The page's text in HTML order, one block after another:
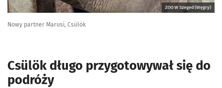
ZOO W Szeged (Węgry)
Nowy partner Marusi, Csülök
Csülök długo przygotowywał się do
podróży